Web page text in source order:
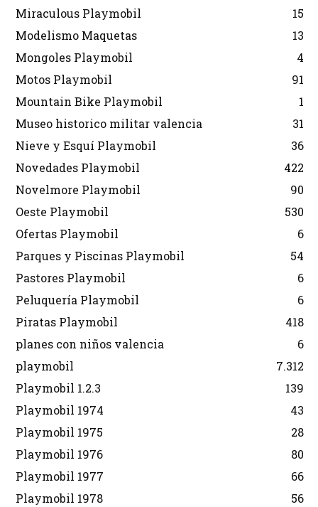
Miraculous Playmobil
15
Modelismo Maquetas
13
Mongoles Playmobil
4
Motos Playmobil
91
Mountain Bike Playmobil
1
Museo historico militar valencia
31
Nieve y Esquí Playmobil
36
Novedades Playmobil
422
Novelmore Playmobil
90
Oeste Playmobil
530
Ofertas Playmobil
6
Parques y Piscinas Playmobil
54
Pastores Playmobil
6
Peluquería Playmobil
6
Piratas Playmobil
418
planes con niños valencia
6
playmobil
7.312
Playmobil 1.2.3
139
Playmobil 1974
43
Playmobil 1975
28
Playmobil 1976
80
Playmobil 1977
66
Playmobil 1978
56